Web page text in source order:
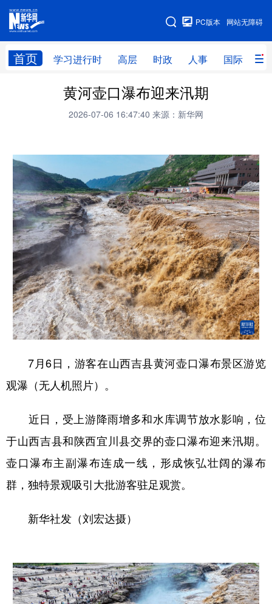
网站无障碍
PC版本
首页 学习进行时 高层 时政 人事 国际 财
网站地图
高层 时政
财经 网评
科技 量子 体育
文化 书画 健康 军事
访谈 视频 图片 政务
法律 中央文件 金融 汽车
食品 人居 信息化 数字经济
学术中国 乡村振兴 银龄 溯源中国
城市 旅游 能源 会展
公益 一带一路 亚太网 上市公司
地方频道
北京 天津 河北 山西
浙江 安徽
广东 广西 海南 重庆
四川 贵州 云南 西藏
黄河壶口瀑布迎来汛期
2026-07-06 16:47:40 来源：新华网
7月6日，游客在山西吉县黄河壶口瀑布景区游览
观瀑（无人机照片）。
近日，受上游降雨增多和水库调节放水影响，位
于山西吉县和陕西宜川县交界的壶口瀑布迎来汛期。
壶口瀑布主副瀑布连成一线，形成恢弘壮阔的瀑布
群，独特景观吸引大批游客驻足观赏。
新华社发（刘宏达摄）